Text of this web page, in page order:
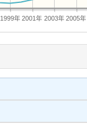
1999年 2001年 2003年 2005年